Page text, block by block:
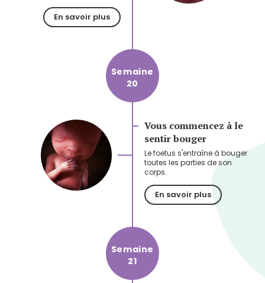
En savoir plus
Semaine
20
Vous commencez à le
sentir bouger
Le foetus s'entraîne à bouger
toutes les parties de son
corps.
En savoir plus
Semaine
21